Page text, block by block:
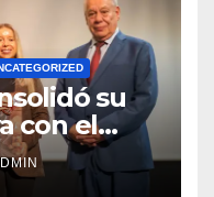
su
con el
2026